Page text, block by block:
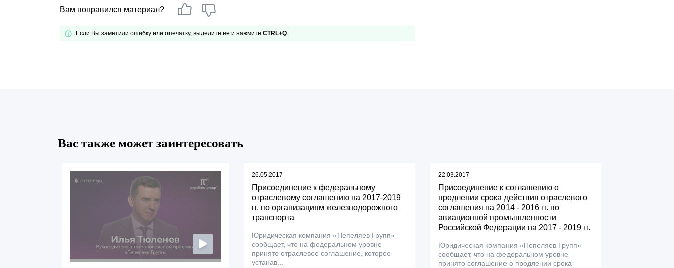
Вам понравился материал?
Если Вы заметили ошибку или опечатку, выделите ее и нажмите CTRL+Q
Вас также может заинтересовать
26.05.2017
Присоединение к федеральному
отраслевому соглашению на 2017-2019
гг. по организациям железнодорожного
транспорта
Юридическая компания «Пепеляев Групп»
сообщает, что на федеральном уровне
принято отраслевое соглашение, которое
устанав...
22.03.2017
Присоединение к соглашению о
продлении срока действия отраслевого
соглашения на 2014 - 2016 гг. по
авиационной промышленности
Российской Федерации на 2017 - 2019 гг.
Юридическая компания «Пепеляев Групп»
сообщает, что на федеральном уровне
принято соглашение о продлении срока